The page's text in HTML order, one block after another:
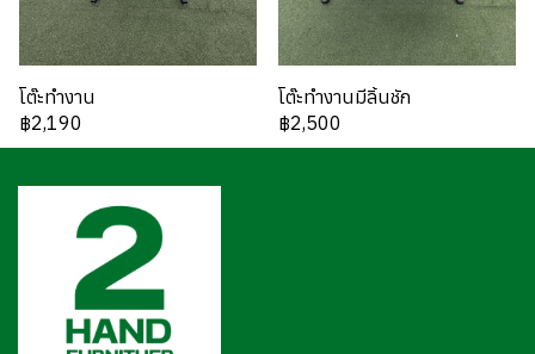
โต๊ะทำงาน
฿2,190
โต๊ะทำงานมีลิ้นชัก
฿2,500